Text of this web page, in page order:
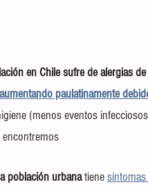
en Chile sufre de alergias
paulatinamente
(menos eventos
población urbana tiene